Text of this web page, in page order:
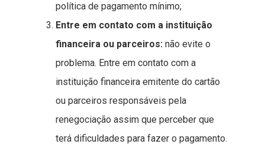
política de pagamento mínimo;
Entre em contato com a instituição
financeira ou parceiros: não evite o
problema. Entre em contato com a
instituição financeira emitente do cartão
ou parceiros responsáveis pela
renegociação assim que perceber que
terá dificuldades para fazer o pagamento.